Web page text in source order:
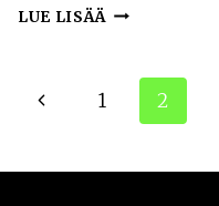
LUE LISÄÄ HELLO
Edellinen
1 2